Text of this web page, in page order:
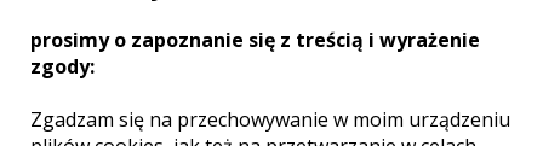
prosimy o zapoznanie się z treścią i wyrażenie
zgody:
Zgadzam się na przechowywanie w moim urządzeniu